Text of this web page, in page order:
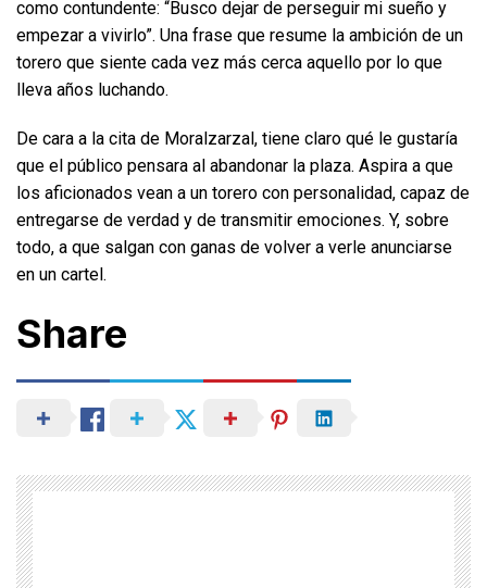
como contundente: “Busco dejar de perseguir mi sueño y
empezar a vivirlo”. Una frase que resume la ambición de un
torero que siente cada vez más cerca aquello por lo que
lleva años luchando.
De cara a la cita de Moralzarzal, tiene claro qué le gustaría
que el público pensara al abandonar la plaza. Aspira a que
los aficionados vean a un torero con personalidad, capaz de
entregarse de verdad y de transmitir emociones. Y, sobre
todo, a que salgan con ganas de volver a verle anunciarse
en un cartel.
Share